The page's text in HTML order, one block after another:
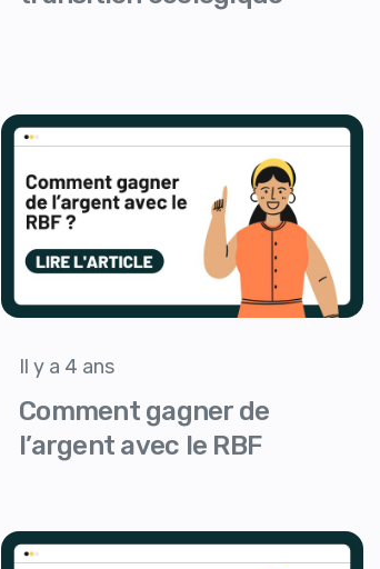
Il y a 4 ans
Comment gagner de
l’argent avec le RBF